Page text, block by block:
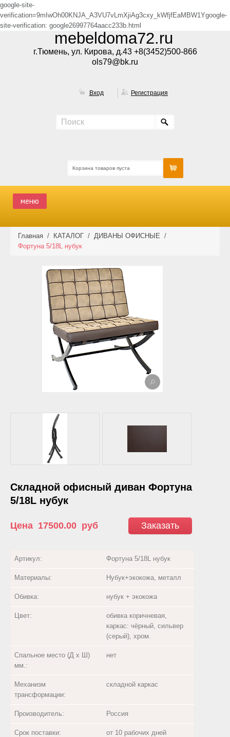
google-site-
verification=9mIwOh00KNJA_A3VU7vLmXjiAg3cxy_kWfjfEaMBW1Ygoogle-
site-verification: google26997764aacc233b.html
mebeldoma72.ru
г.Тюмень, ул. Кирова, д.43 +8(3452)500-866
ols79@bk.ru
Вход Регистрация
Корзина товаров пуста
меню
КАТАЛОГ
НОВИНКИ
АКЦИИ
ФОТО РАБОТ
УСЛУГИ
ОПЛАТА
КОНТАКТЫ
Главная / КАТАЛОГ / ДИВАНЫ ОФИСНЫЕ /
Фортуна 5/18L нубук
Складной офисный диван Фортуна
5/18L нубук
Заказать
Цена 17500.00 руб
Артикул: Фортуна 5/18L нубук
Материалы: Нубук+экокожа, металл
Обивка: нубук + экокожа
Цвет:
обивка коричневая,
каркас: чёрный, сильвер
(серый), хром.
Спальное место (Д х Ш)
мм.:
нет
Механизм
трансформации:
складной каркас
Производитель: Россия
Срок поставки: от 10 рабочих дней